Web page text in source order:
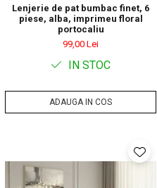
Lenjerie de pat bumbac finet, 6
piese, alba, imprimeu floral
portocaliu
99,00 Lei
IN STOC
ADAUGA IN COS